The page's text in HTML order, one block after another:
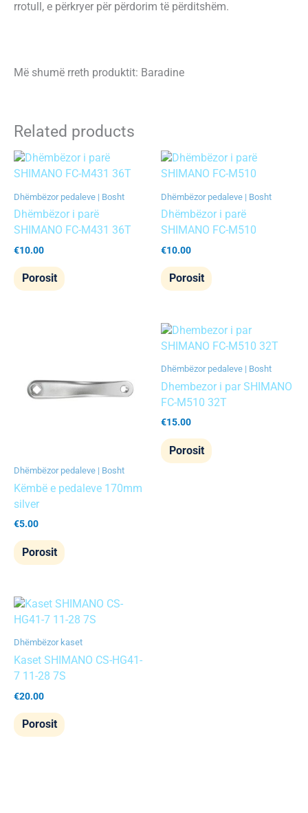
rrotull, e përkryer për përdorim të përditshëm.
Më shumë rreth produktit: Baradine
Related products
Dhëmbëzor pedaleve | Bosht
Dhëmbëzor i parë
SHIMANO FC-M431 36T
€10.00
Porosit
Dhëmbëzor pedaleve | Bosht
Dhëmbëzor i parë
SHIMANO FC-M510
€10.00
Porosit
Dhëmbëzor pedaleve | Bosht
Këmbë e pedaleve 170mm
silver
€5.00
Porosit
Dhëmbëzor pedaleve | Bosht
Dhembezor i par SHIMANO
FC-M510 32T
€15.00
Porosit
Dhëmbëzor kaset
Kaset SHIMANO CS-HG41-
7 11-28 7S
€20.00
Porosit